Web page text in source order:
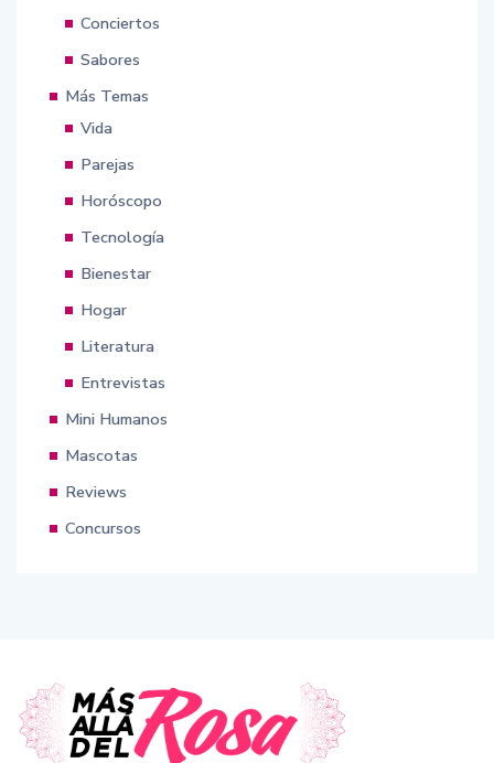
Conciertos
Sabores
Más Temas
Vida
Parejas
Horóscopo
Tecnología
Bienestar
Hogar
Literatura
Entrevistas
Mini Humanos
Mascotas
Reviews
Concursos